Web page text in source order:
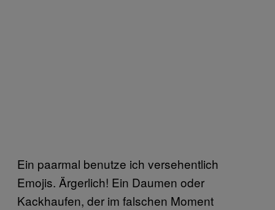
Ein paarmal benutze ich versehentlich
Emojis. Ärgerlich! Ein Daumen oder
Kackhaufen, der im falschen Moment